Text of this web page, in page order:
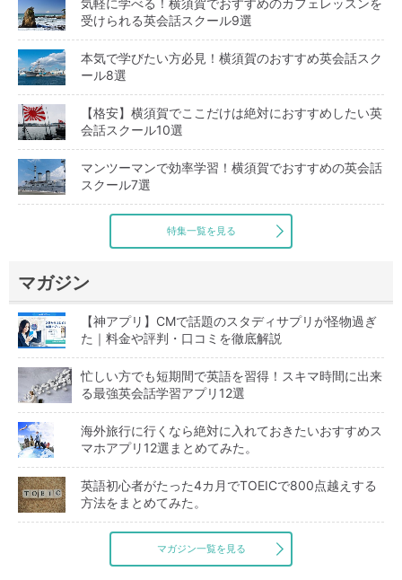
受けられる英会話スクール9選
本気で学びたい方必見！横須賀のおすすめ英会話スク
ール8選
【格安】横須賀でここだけは絶対におすすめしたい英
会話スクール10選
マンツーマンで効率学習！横須賀でおすすめの英会話
スクール7選
特集一覧を見る
マガジン
【神アプリ】CMで話題のスタディサプリが怪物過ぎ
た｜料金や評判・口コミを徹底解説
忙しい方でも短期間で英語を習得！スキマ時間に出来
る最強英会話学習アプリ12選
海外旅行に行くなら絶対に入れておきたいおすすめス
マホアプリ12選まとめてみた。
英語初心者がたった4カ月でTOEICで800点越えする
方法をまとめてみた。
マガジン一覧を見る